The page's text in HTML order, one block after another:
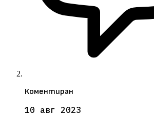
Коментиран
10 авг 2023